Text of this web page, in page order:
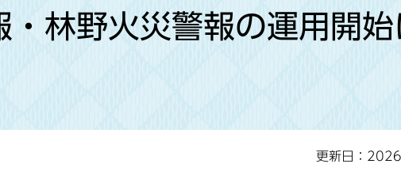
・林野火災警報の運用開始
更新日：